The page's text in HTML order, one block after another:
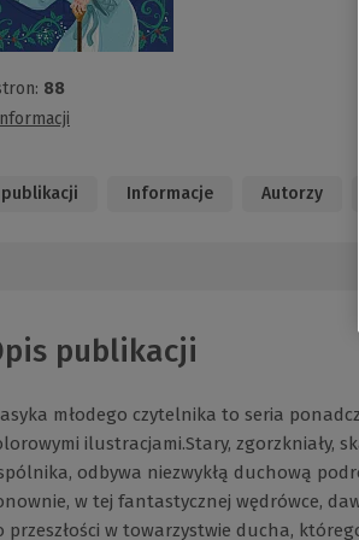
88
Informacje Autorzy
publikacji
młodego czytelnika to seria
ilustracjami.Stary, zgorzkniały,
odbywa niezwykłą duchową
w tej fantastycznej wędrówce,
przeszłości w towarzystwie ducha,